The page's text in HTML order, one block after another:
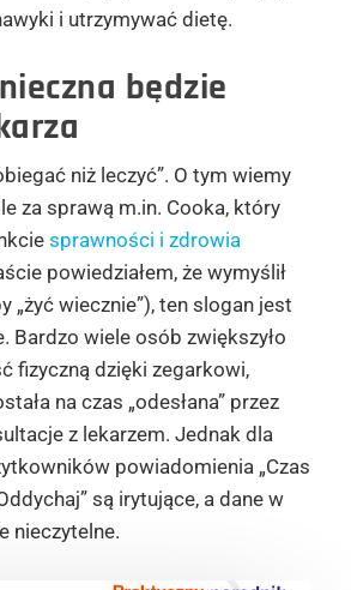
i utrzymywać dietę.
będzie
niż leczyć”. O tym wiemy
za sprawą m.in. Cooka, który
sprawności i zdrowia
powiedziałem, że wymyślił
„żyć wiecznie”), ten slogan jest
Bardzo wiele osób zwiększyło
fizyczną dzięki zegarkowi,
na czas „odesłana” przez
z lekarzem. Jednak dla
powiadomienia „Czas
są irytujące, a dane w
nieczytelne.